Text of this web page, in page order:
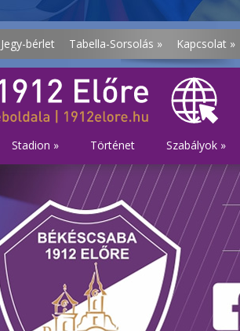
Jegy-bérlet Tabella-Sorsolás » Kapcsolat »
Stadion » Történet Szabályok »